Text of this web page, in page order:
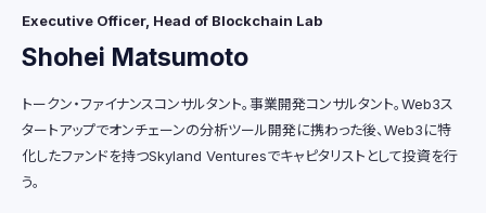
Executive Officer, Head of Blockchain Lab
Shohei Matsumoto
トークン・ファイナンスコンサルタント。事業開発コンサルタント。Web3ス
タートアップでオンチェーンの分析ツール開発に携わった後、Web3に特
化したファンドを持つSkyland Venturesでキャピタリストとして投資を行
う。